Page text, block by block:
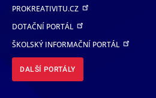
PROKREATIVITU.CZ
DOTAČNÍ PORTÁL
ŠKOLSKÝ INFORMAČNÍ PORTÁL
DALŠÍ PORTÁLY